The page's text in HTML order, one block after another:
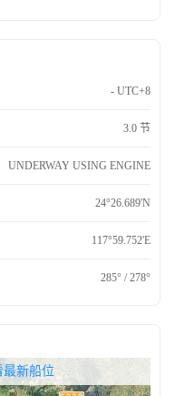
- UTC+8
3.0 节
UNDERWAY USING ENGINE
24°26.689'N
117°59.752'E
285° / 278°
新船位
联系开通